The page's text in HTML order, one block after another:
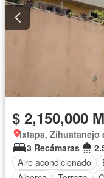
$ 2,150,000
Ixtapa, Zihuatanejo
3 Recámaras
Aire acondicionado